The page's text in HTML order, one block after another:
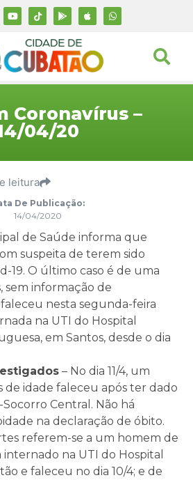
Coronavírus –
04/20
leitura
De Publicação:
14/04/2020
de Saúde informa que
suspeita de terem sido
19. O último caso é de uma
sem informação de
nesta segunda-feira
na UTI do Hospital
em Santos, desde o dia
– No dia 11/4, um
de idade faleceu após ter dado
Central. Não há
na declaração de óbito.
referem-se a um homem de
internado na UTI do Hospital
e faleceu no dia 10/4; e de